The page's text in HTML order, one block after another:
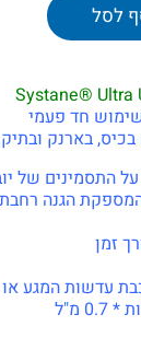
לסל
Systane® Ultra
חד פעמי
בארנק
התסמינים של
הגנה
זמן
עדשות המגע